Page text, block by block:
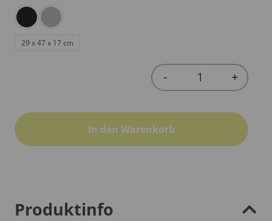
29 x 47 x 17 cm
Quantity
- +
In den Warenkorb
Produktinfo